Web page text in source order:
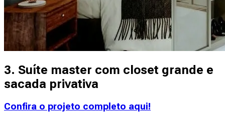
3. Suíte master com closet grande e
sacada privativa
Confira o projeto completo aqui!